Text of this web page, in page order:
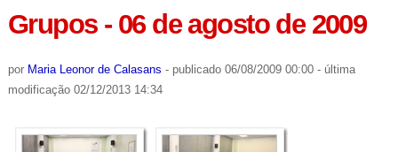
Grupos - 06 de agosto de 2009
por Maria Leonor de Calasans - publicado06/08/2009 00:00 - última
modificação02/12/2013 14:34